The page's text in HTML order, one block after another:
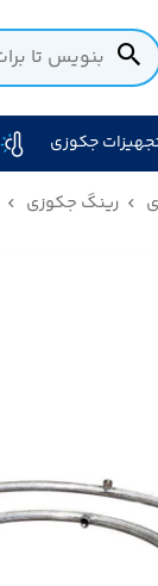
جکوزی
رینگ جکوزی